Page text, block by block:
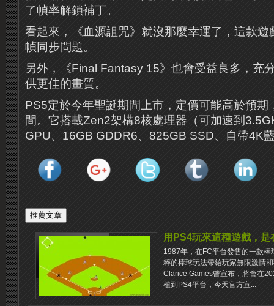
了幀率解鎖補丁。
看起來，《血源詛咒》就沒那麼幸運了，這款
幀同步問題。
另外，《Final Fantasy 15》也會受益良多，充
供更佳的畫質。
PS5定於今年聖誕期間上市，定價可能高於預
間。它搭載Zen2架構8核處理器（可加速到
GPU、16GB GDDR6、825GB SSD、自帶4K
用PS4玩來這種遊戲，
1987年，在FC平台發售的一款
粹的棒球玩法帶給玩家無限激情
Clarice Games曾宣布，將會在
植到PS4平台，今天官方宣...